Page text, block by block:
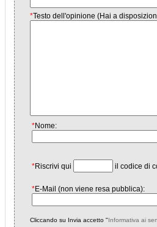
*Testo dell'opinione (Hai a
*Nome:
*Riscrivi qui il codice di
*E-Mail (non viene resa pubblica):
Cliccando su Invia accetto "Informativa ai